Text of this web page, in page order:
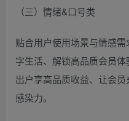
（三）情绪&口号类
贴合用户使用场景与情感
字生活、解锁高品质会员
出户享高品质收益、让会
感染力。